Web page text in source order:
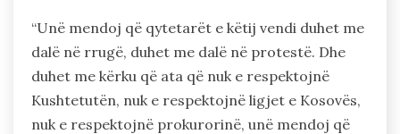
“Unë mendoj që qytetarët e këtij vendi duhet me
dalë në rrugë, duhet me dalë në protestë. Dhe
duhet me kërku që ata që nuk e respektojnë
Kushtetutën, nuk e respektojnë ligjet e Kosovës,
nuk e respektojnë prokurorinë, unë mendoj që